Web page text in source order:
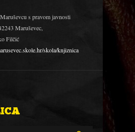
s pravom javnosti
Maruševec,
Filčić
skola/knjiznica